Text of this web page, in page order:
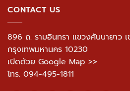
CONTACT US
896 ถ. รามอินทรา แขวงคันนายาว
กรุงเทพมหานคร 10230
เปิดด้วย Google Map >>
โทร. 094-495-1811